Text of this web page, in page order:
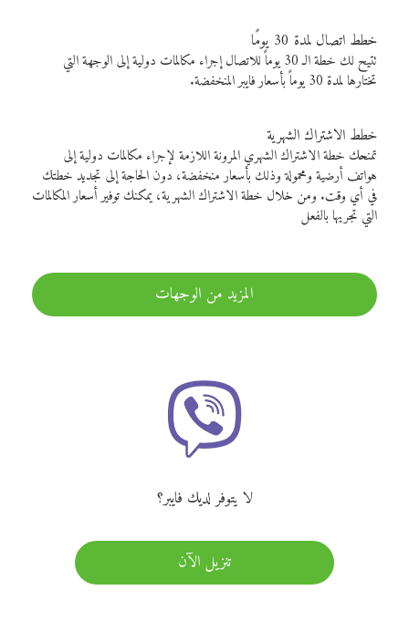
خطط اتصال لمدة 30 يومًا
تتيح لك خطة الـ 30 يوماً للاتصال إجراء مكالمات دولية إلى الوجهة التي
تختارها لمدة 30 يوماً بأسعار فايبر المنخفضة.
خطط الاشتراك الشهرية
تمنحك خطة الاشتراك الشهري المرونة اللازمة لإجراء مكالمات دولية إلى
هواتف أرضية ومحمولة وذلك بأسعار منخفضة، دون الحاجة إلى تجديد خطتك
في أي وقت. ومن خلال خطة الاشتراك الشهرية، يمكنك توفير أسعار المكالمات
التي تجريها بالفعل
المزيد من الوجهات
لا يتوفر لديك فايبر؟
تنزيل الآن